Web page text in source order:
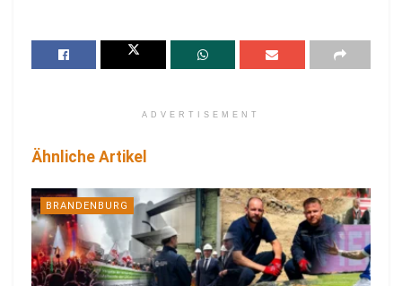
ADVERTISEMENT
Ähnliche Artikel
BRANDENBURG